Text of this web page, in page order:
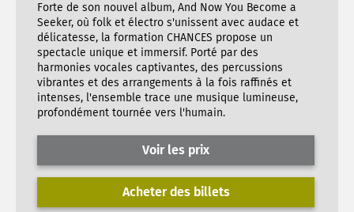
Forte de son nouvel album, And Now You Become a
Seeker, où folk et électro s'unissent avec audace et
délicatesse, la formation CHANCES propose un
spectacle unique et immersif. Porté par des
harmonies vocales captivantes, des percussions
vibrantes et des arrangements à la fois raffinés et
intenses, l'ensemble trace une musique lumineuse,
profondément tournée vers l'humain.
Voir les prix
Acheter des billets